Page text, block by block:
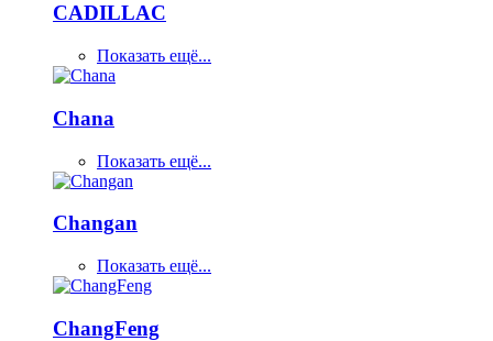
CADILLAC
Показать ещё...
Chana
Показать ещё...
Changan
Показать ещё...
ChangFeng